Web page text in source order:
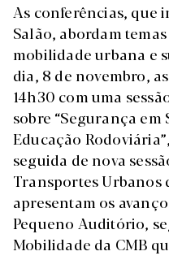
As conferências, que
Salão, abordam
mobilidade urbana e
dia, 8 de novembro,
14h30 com uma
sobre “Segurança
Educação
seguida de nova
Transportes Urbanos
apresentam os
Pequeno Auditório,
Mobilidade da CMB